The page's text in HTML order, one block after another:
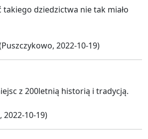
takiego dziedzictwa nie tak miało
2022-10-19)
z 200letnią historią i tradycją.
2022-10-19)